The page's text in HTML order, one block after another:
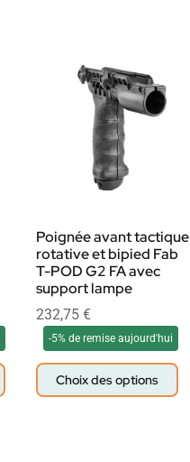
Poignée avant tactique
rotative et bipied Fab
T-POD G2 FA avec
support lampe
232,75 €
-5% de remise aujourd'hui
Choix des options